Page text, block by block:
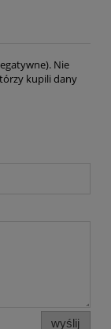
Nie
kupili dany
wyślij